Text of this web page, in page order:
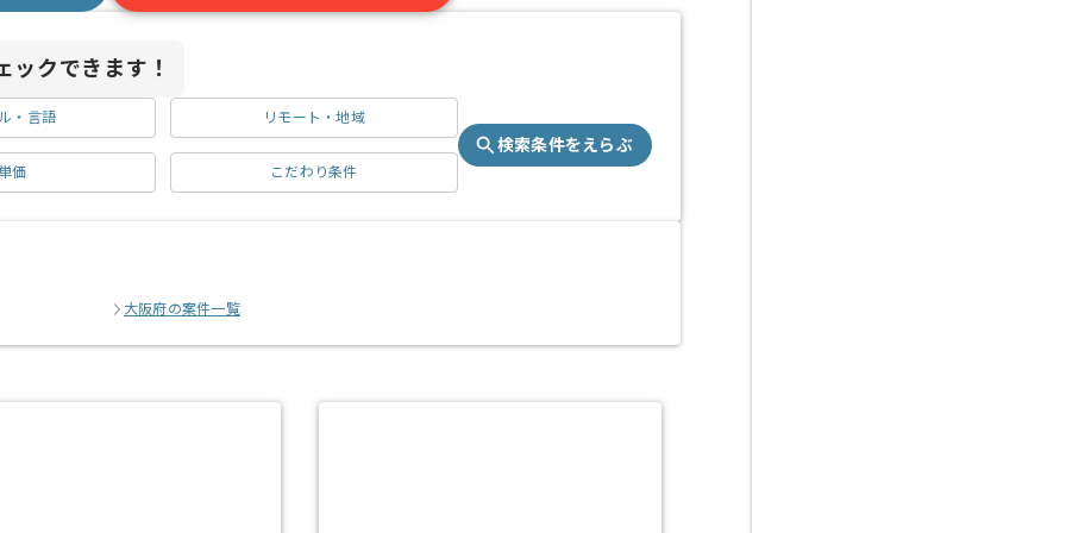
ックできます！
・言語 リモート・地域
価 こだわり条件
検索条件をえらぶ
大阪府の案件一覧